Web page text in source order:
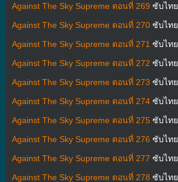
Against The Sky Supreme ตอนที่ 269 ซับไทย
Against The Sky Supreme ตอนที่ 270ซับไทย
Against The Sky Supreme ตอนที่ 271 ซับไทย
Against The Sky Supreme ตอนที่ 272 ซับไทย
Against The Sky Supreme ตอนที่ 273 ซับไทย
Against The Sky Supreme ตอนที่ 274ซับไทย
Against The Sky Supreme ตอนที่ 275ซับไทย
Against The Sky Supreme ตอนที่ 276 ซับไทย
Against The Sky Supreme ตอนที่ 277 ซับไทย
Against The Sky Supreme ตอนที่ 278 ซับไทย